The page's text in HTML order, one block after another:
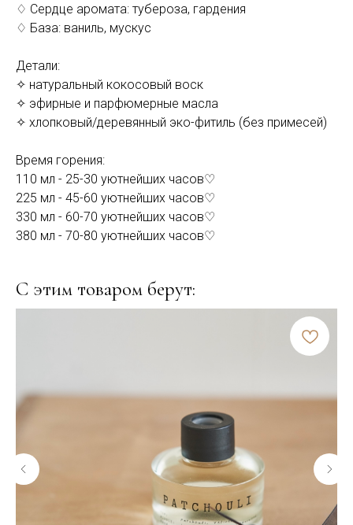
♢ Сердце аромата: тубероза, гардения
♢ База: ваниль, мускус
Детали:
✧ натуральный кокосовый воск
✧ эфирные и парфюмерные масла
✧ хлопковый/деревянный эко-фитиль (без примесей)
Время горения:
110 мл - 25-30 уютнейших часов♡
225 мл - 45-60 уютнейших часов♡
330 мл - 60-70 уютнейших часов♡
380 мл - 70-80 уютнейших часов♡
С этим товаром берут: